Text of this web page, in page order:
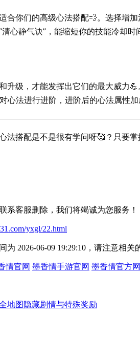
合你们的高级心法搭配💨。选择增
心静气诀”，能缩短你的技能冷却时
升级，才能发挥出它们的最大威力
心法进行进阶，进阶后的心法属性加
法搭配是不是很有学问呀🥰？只要
系客服删除，我们将竭诚为您服务！
yxgl/22.html
为 2026-06-09 19:29:10 ，请注意相关
情官网 墨香情手游官网 墨香情官方
地图隐藏剧情与特殊奖励